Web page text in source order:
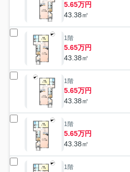
5.65万円
43.38㎡
1階
5.65万円
43.38㎡
1階
5.65万円
43.38㎡
1階
5.65万円
43.38㎡
1階